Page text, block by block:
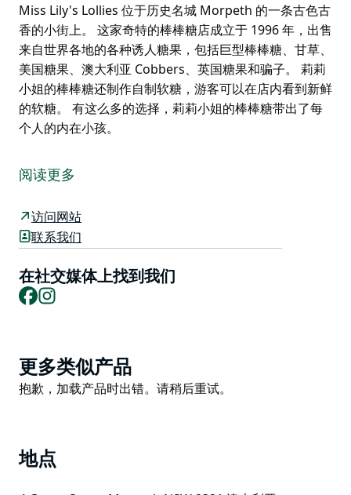
Miss Lily's Lollies 位于历史名城 Morpeth 的一条古色古
香的小街上。 这家奇特的棒棒糖店成立于 1996 年，出售
来自世界各地的各种诱人糖果，包括巨型棒棒糖、甘草、
美国糖果、澳大利亚 Cobbers、英国糖果和骗子。 莉莉
小姐的棒棒糖还制作自制软糖，游客可以在店内看到新鲜
的软糖。 有这么多的选择，莉莉小姐的棒棒糖带出了每
个人的内在小孩。
香的小街上。
的各种诱人糖果，包括巨型棒棒糖、甘草、美国糖果、澳
大利亚 Cobbers、英国糖果和骗子。
新鲜的软糖。
有这么多的选择，莉莉小姐的棒棒糖带出了每个人的内在
阅读更多
访问网站
联系我们
在社交媒体上找到我们
Facebook
Product
List
更多类似产品
Product
抱歉，加载产品时出错。请稍后重试。
地点